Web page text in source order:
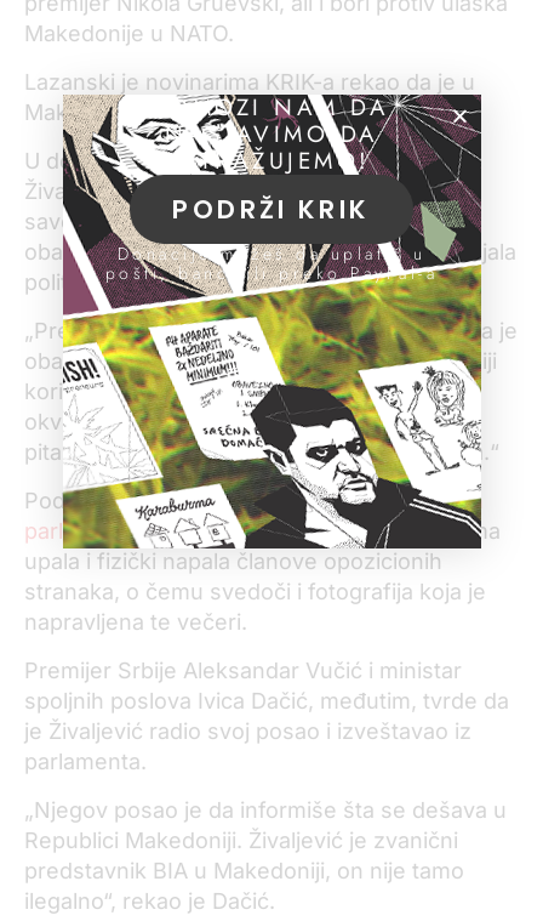
Makedonije u NATO.
Lazanski je novinarima KRIK-a rekao da je u
Makedoniji samo radio novinarski posao.
U dokumentima piše i da su aktivnosti
Živaljevića, dugogodišnjeg obaveštajca i
savetnika u ambasadi Srbije, postajale više
obaveštajne nego diplomatske kako se menjala
politička situacija u Makedoniji.
„Prema našim otkrićima možemo zaključiti da je
obaveštajac BIA Goran Živaljević u Makedoniji
koristio obaveštajne metode koje izlaze van
okvira diplomatskog statusa… što dovodi u
pitanje legitimnost i legalnost njegovih akcija.“
Podsetimo,Živaljević je bio u makedonskom
parlamentu kada je grupa ljudi sa fantamkama
upala i fizički napala članove opozicionih
stranaka, o čemu svedoči i fotografija koja je
napravljena te večeri.
Premijer Srbije Aleksandar Vučić i ministar
spoljnih poslova Ivica Dačić, međutim, tvrde da
je Živaljević radio svoj posao i izveštavao iz
parlamenta.
„Njegov posao je da informiše šta se dešava u
Republici Makedoniji. Živaljević je zvanični
predstavnik BIA u Makedoniji, on nije tamo
ilegalno“, rekao je Dačić.
POMOZI NAM DA
NASTAVIMO DA
ISTRAŽUJEMO!
PODRŽI KRIK
Donacije možeš da uplatiš u
pošti, banci ili preko PayPal-a